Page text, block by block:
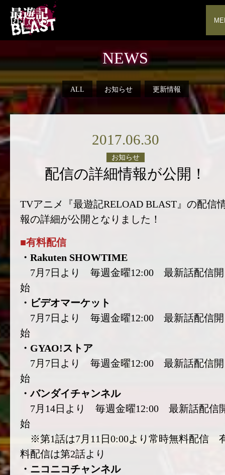
NEWS
ALL お知らせ 更新情報
2017.06.30
お知らせ
配信の詳細情報が公開！
TVアニメ『最遊記RELOAD BLAST』の配信
報の詳細が公開となりました！
■有料配信
・Rakuten SHOWTIME
7月7日より 毎週金曜12:00 最新話配信開
始
・ビデオマーケット
7月7日より 毎週金曜12:00 最新話配信開
始
・GYAO!ストア
7月7日より 毎週金曜12:00 最新話配信開
始
・バンダイチャンネル
7月14日より 毎週金曜12:00 最新話配信
始
※第1話は7月11日0:00より常時無料配信
料配信は第2話より
・ニコニコチャンネル